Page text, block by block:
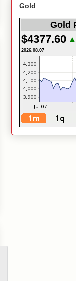
Gold
Gold
$4377.60
2026.08.07